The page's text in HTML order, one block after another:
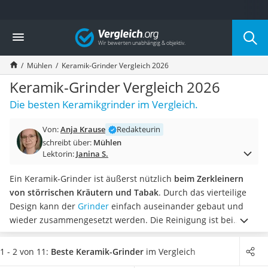
Die beliebtesten Vergleiche nach Kategorie
Haushalt
Wassersprudler
Zentralstaubsauger
Brotbackautomat
Wischroboter
Wäschespinne
Spülmaschinentabs
Akku-Staubsauger
AEG-Waschmaschine
Saug-Wisch-Roboter
Handstaubsauger
Milchaufschäumer
Kondenstrockner
Reiskocher
Vergleich
Mühlen Keramik-Grinder Vergleich 2026
Keramik-Grinder Vergleich 2026
Die besten Keramikgrinder im Vergleich.
Von:Anja Krause
Redakteurin
schreibt über: Mühlen
Lektorin: Janina S.
Ein Keramik-Grinder ist äußerst nützlich beim Zerkleinern
von störrischen Kräutern und Tabak. Durch das vierteilige
Design kann der Grinder einfach auseinander gebaut und
wieder zusammengesetzt werden. Die Reinigung ist bei
einem Modell aus Keramik besonders einfach, da Sie die
kleine Handmühle bedenkenlos in die Spülmaschine geben
1 - 2 von 11: Beste Keramik-Grinder im Vergleich